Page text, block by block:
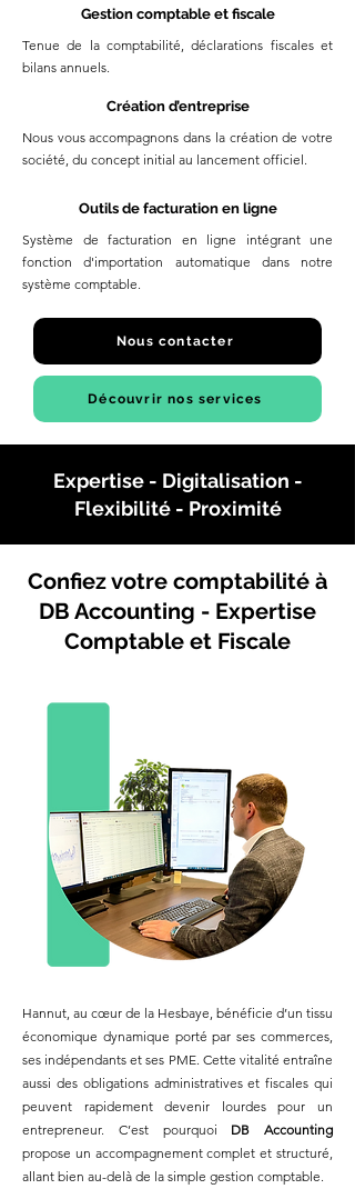
Gestion comptable et fiscale
Tenue de la comptabilité, déclarations fiscales et
bilans annuels.
Création d’entreprise
Nous vous accompagnons dans la création de votre
société, du concept initial au lancement officiel.
Outils de facturation en ligne
Système de facturation en ligne intégrant une
fonction d'importation automatique dans notre
système comptable.
Nous contacter
Découvrir nos services
Expertise - Digitalisation -
Flexibilité - Proximité
Confiez votre comptabilité à
DB Accounting - Expertise
Comptable et Fiscale
Hannut, au cœur de la Hesbaye, bénéficie d’un tissu
économique dynamique porté par ses commerces,
ses indépendants et ses PME. Cette vitalité entraîne
aussi des obligations administratives et fiscales qui
peuvent rapidement devenir lourdes pour un
entrepreneur. C’est pourquoi DB Accounting
propose un accompagnement complet et structuré,
allant bien au-delà de la simple gestion comptable.